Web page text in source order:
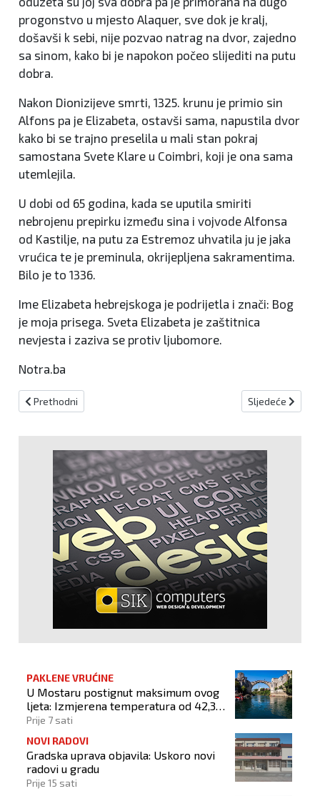
progonstvo u mjesto Alaquer, sve dok je kralj,
došavši k sebi, nije pozvao natrag na dvor, zajedno
sa sinom, kako bi je napokon počeo slijediti na putu
dobra.
Nakon Dionizijeve smrti, 1325. krunu je primio sin
Alfons pa je Elizabeta, ostavši sama, napustila dvor
kako bi se trajno preselila u mali stan pokraj
samostana Svete Klare u Coimbri, koji je ona sama
utemlejila.
U dobi od 65 godina, kada se uputila smiriti
nebrojenu prepirku između sina i vojvode Alfonsa
od Kastilje, na putu za Estremoz uhvatila ju je jaka
vrućica te je preminula, okrijepljena sakramentima.
Bilo je to 1336.
Ime Elizabeta hebrejskoga je podrijetla i znači: Bog
je moja prisega. Sveta Elizabeta je zaštitnica
nevjesta i zaziva se protiv ljubomore.
Notra.ba
Prethodni članak: Blagdan svetog Ćirila i Metoda
Prethodni Sljedeći
Sljedeće
PAKLENE VRUĆINE
U Mostaru postignut maksimum ovog
ljeta: Izmjerena temperatura od 42,3
stupnja Celzijeva
Prije 7 sati
NOVI RADOVI
Gradska uprava objavila: Uskoro novi
radovi u gradu
Prije 15 sati